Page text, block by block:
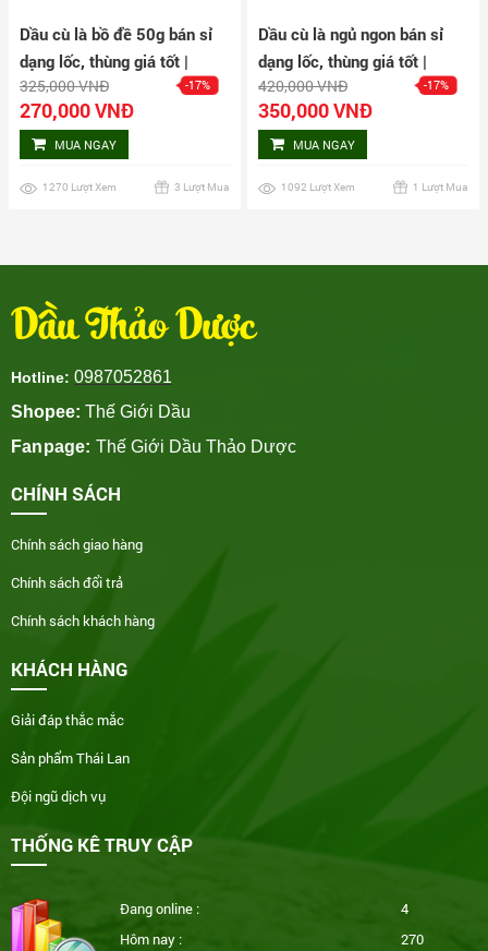
Dầu cù là bồ đề 50g bán sỉ
dạng lốc, thùng giá tốt |
Dauthaoduoc.net
325,000 VNĐ -17%
270,000 VNĐ
MUA NGAY
1270 Lượt Xem 3 Lượt Mua
Dầu cù là ngủ ngon bán sỉ
dạng lốc, thùng giá tốt |
Dauthaoduoc.net
420,000 VNĐ -17%
350,000 VNĐ
MUA NGAY
1092 Lượt Xem 1 Lượt Mua
Dầu Thảo Dược
Hotline: 0987052861
Shopee: Thế Giới Dầu
Fanpage: Thế Giới Dầu Thảo Dược
CHÍNH SÁCH
Chính sách giao hàng
Chính sách đổi trả
Chính sách khách hàng
KHÁCH HÀNG
Giải đáp thắc mắc
Sản phẩm Thái Lan
Đội ngũ dịch vụ
THỐNG KÊ TRUY CẬP
Đang online :
4
Hôm nay :
270